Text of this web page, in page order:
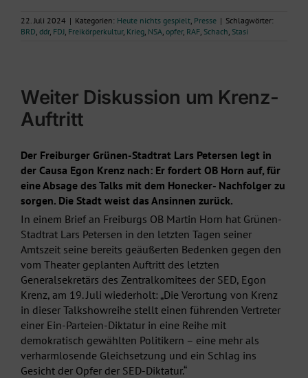
22. Juli 2024 | Kategorien: Heute nichts gespielt, Presse | Schlagwörter:
BRD ddr, FDJ, Freikörperkultur, Krieg, NSA, opfer, RAF, Schach Stasi
Weiter Diskussion um Krenz-
Auftritt
Der Freiburger Grünen-Stadtrat Lars Petersen legt in
der Causa Egon Krenz nach: Er fordert OB Horn auf, für
eine Absage des Talks mit dem Honecker- Nachfolger zu
sorgen. Die Stadt weist das Ansinnen zurück.
In einem Brief an Freiburgs OB Martin Horn hat Grünen-
Stadtrat Lars Petersen in den letzten Tagen seiner
Amtszeit seine bereits geäußerten Bedenken gegen den
vom Theater geplanten Auftritt des letzten
Generalsekretärs des Zentralkomitees der SED, Egon
Krenz, am 19. Juli wiederholt: „Die Verortung von Krenz
in dieser Talkshowreihe stellt einen führenden Vertreter
einer Ein-Parteien-Diktatur in eine Reihe mit
demokratisch gewählten Politikern – eine mehr als
verharmlosende Gleichsetzung und ein Schlag ins
Gesicht der Opfer der SED-Diktatur.“